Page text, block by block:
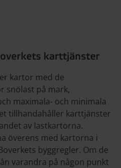
karttjänster
kartor med de
snölast på mark,
maximala- och minimala
tillhandahåller karttjänster
av lastkartorna.
överens med kartorna i
byggregler. Om de
varandra på någon punkt